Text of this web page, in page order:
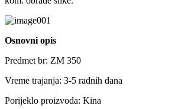
Osnovni opis
Predmet br: ZM 350
Vreme trajanja: 3-5 radnih dana
Porijeklo proizvoda: Kina